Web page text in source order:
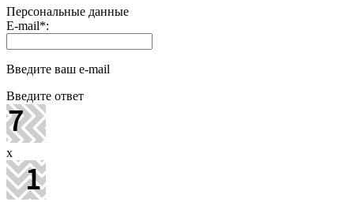
Персональные данные
E-mail*:
Введите ваш e-mail
Введите ответ
x